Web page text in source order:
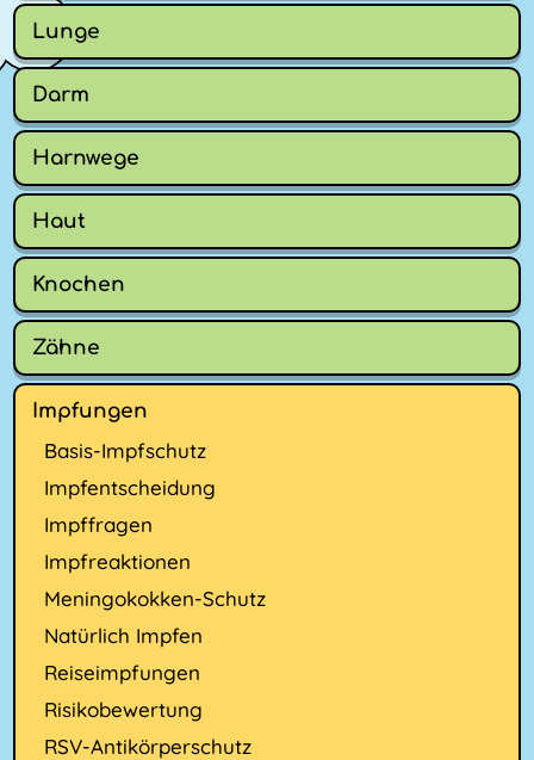
Lunge
Darm
Harnwege
Haut
Knochen
Zähne
Impfungen
Basis-Impfschutz
Impfentscheidung
Impffragen
Impfreaktionen
Meningokokken-Schutz
Natürlich Impfen
Reiseimpfungen
Risikobewertung
RSV-Antikörperschutz